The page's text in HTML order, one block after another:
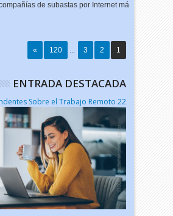
de subastas por Internet má…
1
2
3
...
120
»
ENTRADA DESTACADA
22 Datos Sorpendentes Sobre el Trabajo Remoto